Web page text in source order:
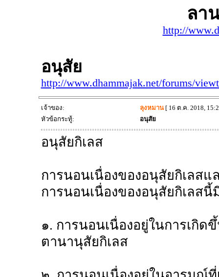
ลา
http://
อนุสัย
http://www.dhammajak.net/forums/
เจ้าของ: ลุงหมาน[ 16 ต.ค. 2018,
หัวข้อกระทู้:
อนุสัย
อนุสัยกิเลส
การนอนเนื่องของอนุสัยกิเลส
การนอนเนื่องของอนุสัยกิเลสนี้
๑. การนอนเนื่องอยู่ในการเกิ
ตานานุสัยกิเลส